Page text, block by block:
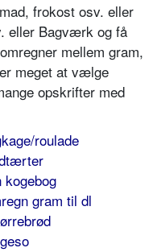
frokost osv. eller
eller Bagværk og få
mellem gram,
meget at vælge
opskrifter med
roulade
kogebog
gram til dl